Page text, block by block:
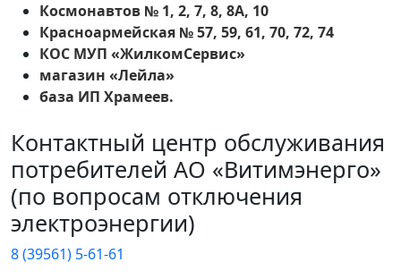
Космонавтов № 1, 2, 7, 8, 8А, 10
Красноармейская № 57, 59, 61, 70, 72, 74
КОС МУП «ЖилкомСервис»
магазин «Лейла»
база ИП Храмеев.
Контактный центр обслуживания
потребителей АО «Витимэнерго»
(по вопросам отключения
электроэнергии)
8 (39561) 5-61-61